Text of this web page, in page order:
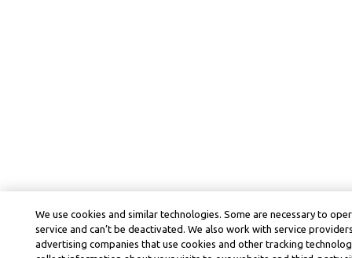
We use cookies and similar technologies. Some are necessary to
service and can’t be deactivated. We also work with service
advertising companies that use cookies and other tracking